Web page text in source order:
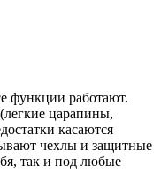
функции работают.
царапины,
касаются
чехлы и защитные
так и под любые